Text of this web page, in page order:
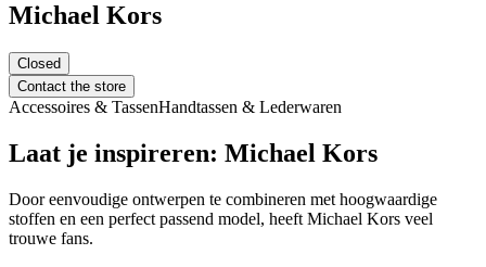
Michael Kors
Closed
Contact the store
Accessoires & TassenHandtassen & Lederwaren
Laat je inspireren: Michael Kors
Door eenvoudige ontwerpen te combineren met hoogwaardige
stoffen en een perfect passend model, heeft Michael Kors veel
trouwe fans.